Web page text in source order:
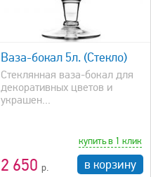
Ваза-бокал 5л. (Стекло)
Стеклянная ваза-бокал для
декоративных цветов и
украшен...
2 650
купить в 1 клик
в корзину